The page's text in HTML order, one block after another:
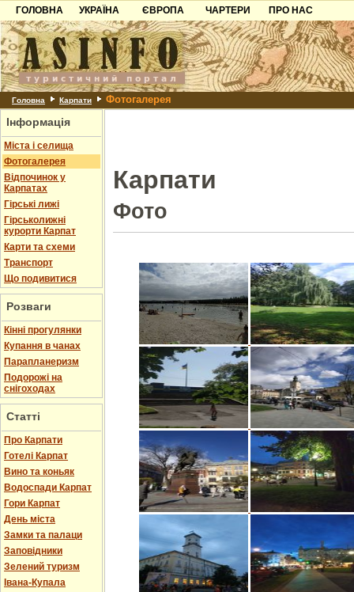
ГОЛОВНА
УКРАЇНА
Карпати
Азов
Причорноморря
Шацьк
ЄВРОПА
Чорногорія
Хорватія
Болгарія
Албанія
ЧАРТЕРИ
ПРО НАС
Контакти
Партнерам
Додати готель
Головна Карпати Фотогалерея
Інформація
Міста і селища
Фотогалерея
Відпочинок у
Карпатах
Гірські лижі
Гірськолижні
курорти Карпат
Карти та схеми
Транспорт
Що подивитися
Розваги
Кінні прогулянки
Купання в чанах
Парапланеризм
Подорожі на
снігоходах
Статті
Про Карпати
Готелі Карпат
Вино та коньяк
Водоспади Карпат
Гори Карпат
День міста
Замки та палаци
Заповідники
Зелений туризм
Івана-Купала
Карпати
Фото